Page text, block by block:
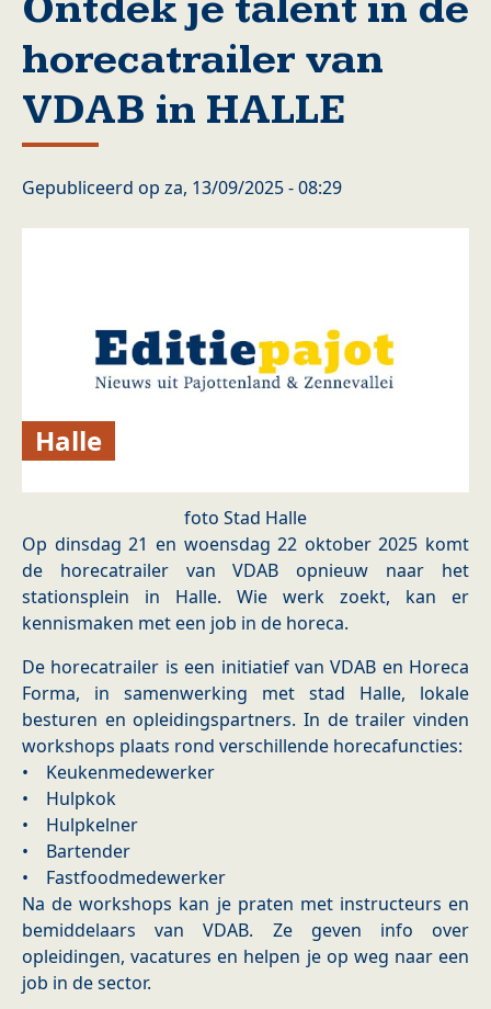
horecatrailer van
VDAB in HALLE
Gepubliceerd op za, 13/09/2025 - 08:29
Halle
foto Stad Halle
Op dinsdag 21 en woensdag 22 oktober 2025 komt
de horecatrailer van VDAB opnieuw naar het
stationsplein in Halle. Wie werk zoekt, kan er
kennismaken met een job in de horeca.
De horecatrailer is een initiatief van VDAB en Horeca
Forma, in samenwerking met stad Halle, lokale
besturen en opleidingspartners. In de trailer vinden
workshops plaats rond verschillende horecafuncties:
• Keukenmedewerker
• Hulpkok
• Hulpkelner
• Bartender
• Fastfoodmedewerker
Na de workshops kan je praten met instructeurs en
bemiddelaars van VDAB. Ze geven info over
opleidingen, vacatures en helpen je op weg naar een
job in de sector.